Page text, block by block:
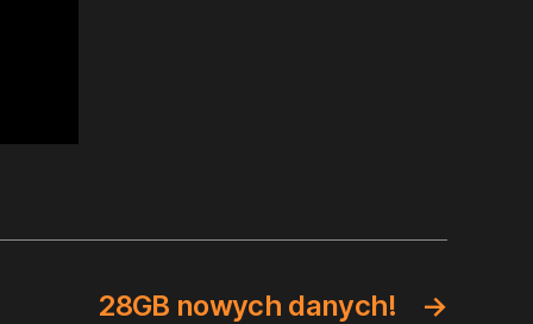
→
28GB nowych danych!